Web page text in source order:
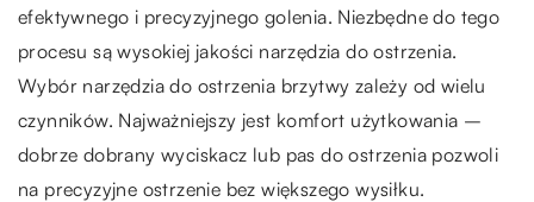
efektywnego i precyzyjnego golenia. Niezbędne do tego
procesu są wysokiej jakości narzędzia do ostrzenia.
Wybór narzędzia do ostrzenia brzytwy zależy od wielu
czynników. Najważniejszy jest komfort użytkowania –
dobrze dobrany wyciskacz lub pas do ostrzenia pozwoli
na precyzyjne ostrzenie bez większego wysiłku.